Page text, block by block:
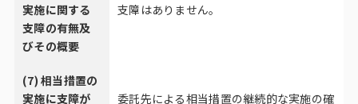
実施に関する
支障の有無及
びその概要
支障はありません。
(7) 相当措置の
実施に支障が
委託先による相当措置の継続的な実施の確